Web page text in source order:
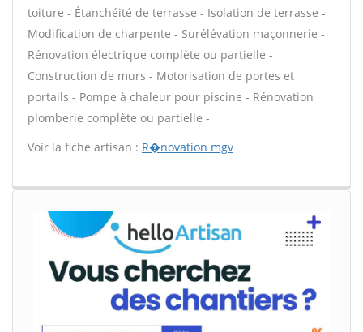
toiture - Étanchéité de terrasse - Isolation de terrasse -
Modification de charpente - Surélévation maçonnerie -
Rénovation électrique complète ou partielle -
Construction de murs - Motorisation de portes et
portails - Pompe à chaleur pour piscine - Rénovation
plomberie complète ou partielle -
Voir la fiche artisan : R�novation mgv